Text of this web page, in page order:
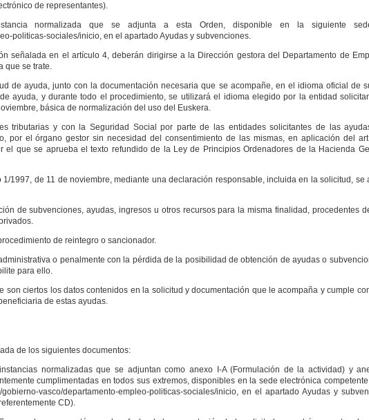
de representantes).
normalizada que se adjunta a esta Orden, disponible en la siguiente
politicas-sociales/inicio, en el apartado Ayudas y subvenciones.
señalada en el artículo 4, deberán dirigirse a la Dirección gestora del Departamento de
que se trate.
de ayuda, junto con la documentación necesaria que se acompañe, en el idioma oficial de
ayuda, y durante todo el procedimiento, se utilizará el idioma elegido por la entidad
básica de normalización del uso del Euskera.
tributarias y con la Seguridad Social por parte de las entidades solicitantes de las
por el órgano gestor sin necesidad del consentimiento de las mismas, en aplicación del
el que se aprueba el texto refundido de la Ley de Principios Ordenadores de la Hacienda
1997, de 11 de noviembre, mediante una declaración responsable, incluida en la solicitud, se
de subvenciones, ayudas, ingresos u otros recursos para la misma finalidad, procedentes
de reintegro o sancionador.
o penalmente con la pérdida de la posibilidad de obtención de ayudas o
para ello.
son ciertos los datos contenidos en la solicitud y documentación que le acompaña y cumple
de estas ayudas.
de los siguientes documentos:
normalizadas que se adjuntan como anexo I-A (Formulación de la actividad) y
cumplimentadas en todos sus extremos, disponibles en la sede electrónica
vasco/departamento-empleo-politicas-sociales/inicio, en el apartado Ayudas y
CD).